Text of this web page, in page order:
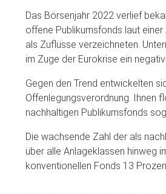
Das Börsenjahr 2022 verlief
offene Publikumsfonds laut
als Zuflüsse verzeichneten.
im Zuge der Eurokrise ein
Gegen den Trend entwickelten
Offenlegungsverordnung. Ihnen
nachhaltigen Publikumsfonds
Die wachsende Zahl der als
über alle Anlageklassen hinweg
konventionellen Fonds 13